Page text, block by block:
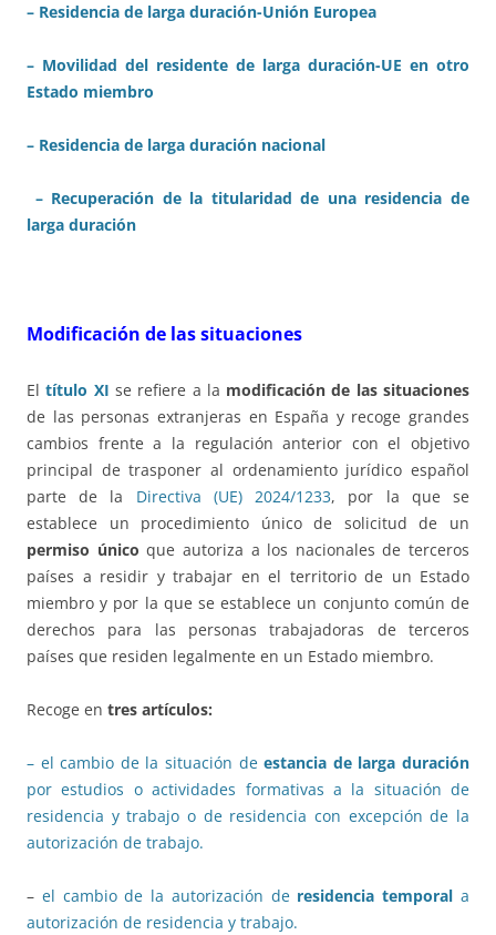
– Residencia de larga duración-Unión Europea
– Movilidad del residente de larga duración-UE en otro
Estado miembro
– Residencia de larga duración nacional
– Recuperación de la titularidad de una residencia de
larga duración
Modificación de las situaciones
Eltítulo XI se refiere a la modificación de las situaciones
de las personas extranjeras en España y recoge grandes
cambios frente a la regulación anterior con el objetivo
principal de trasponer al ordenamiento jurídico español
parte de la Directiva (UE) 2024/1233, por la que se
establece un procedimiento único de solicitud de un
permiso único que autoriza a los nacionales de terceros
países a residir y trabajar en el territorio de un Estado
miembro y por la que se establece un conjunto común de
derechos para las personas trabajadoras de terceros
países que residen legalmente en un Estado miembro.
Recoge en tres artículos:
– el cambio de la situación deestancia de larga duración
por estudios o actividades formativas a la situación de
residencia y trabajo o de residencia con excepción de la
autorización de trabajo.
– el cambio de la autorización de residencia temporal a
autorización de residencia y trabajo.